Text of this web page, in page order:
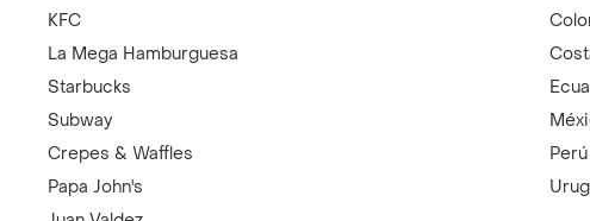
KFC
La Mega Hamburguesa
Starbucks
Subway
Crepes & Waffles
Papa John's
Perú